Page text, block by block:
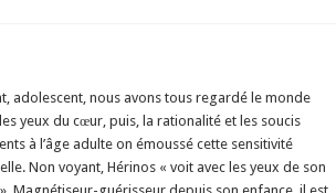
adolescent, nous avons tous regardé le monde
yeux du cœur, puis, la rationalité et les soucis
à l’âge adulte on émoussé cette sensitivité
Non voyant, Hérinos « voit avec les yeux de son